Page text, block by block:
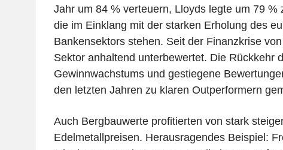
Jahr um 84 % verteuern, Lloyds legte um 79 %
die im Einklang mit der starken Erholung des
Bankensektors stehen. Seit der Finanzkrise
Sektor anhaltend unterbewertet. Die Rückkehr
Gewinnwachstums und gestiegene
den letzten Jahren zu klaren Outperformern
Auch Bergbauwerte profitierten von stark
Edelmetallpreisen. Herausragendes Beispiel: